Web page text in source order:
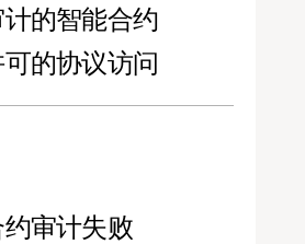
的智能合约
的协议访问
审计失败